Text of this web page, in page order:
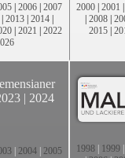
| 2006 | 2007
| 2013 | 2014 |
| 2021 | 2022
2000 | 2001 |
| 2008 |
2015 |
| 2024
2004 2005
1998 1999